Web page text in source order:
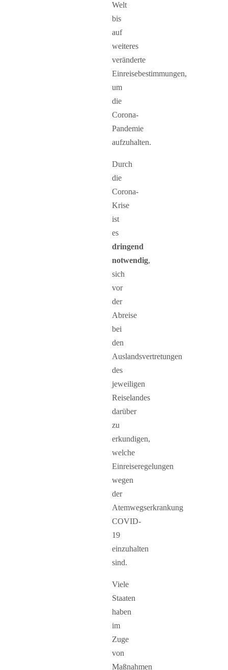
Welt
bis
auf
weiteres
veränderte
Einreisebestimmungen,
um
die
Corona-
Pandemie
aufzuhalten.
Durch
die
Corona-
Krise
ist
es
dringend
notwendig,
sich
vor
der
Abreise
bei
den
Auslandsvertretungen
des
jeweiligen
Reiselandes
darüber
zu
erkundigen,
welche
Einreiseregelungen
wegen
der
Atemwegserkrankung
COVID-
19
einzuhalten
sind.
Viele
Staaten
haben
im
Zuge
von
Maßnahmen